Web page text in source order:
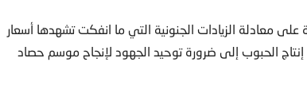
معادلة الزيادات الجنونية التي ما انفكت تشهدها أسعار
الحبوب إلى ضرورة توحيد الجهود لإنجاح موسم حصاد